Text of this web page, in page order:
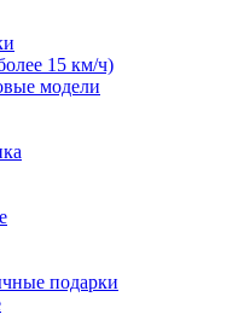
15 км/ч)
модели
подарки